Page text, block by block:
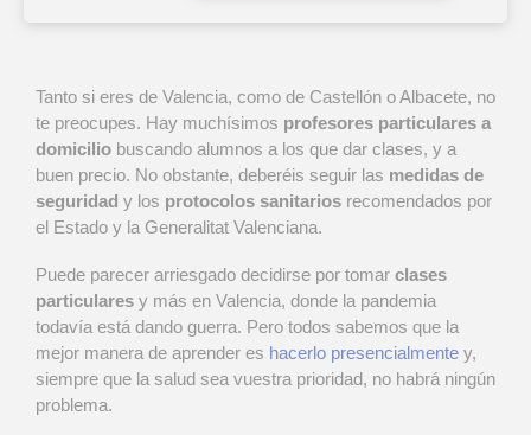
Tanto si eres de Valencia, como de Castellón o Albacete, no
te preocupes. Hay muchísimos profesores particulares a
domicilio buscando alumnos a los que dar clases, y a
buen precio. No obstante, deberéis seguir las medidas de
seguridad y los protocolos sanitarios recomendados por
el Estado y la Generalitat Valenciana.
Puede parecer arriesgado decidirse por tomar clases
particulares y más en Valencia, donde la pandemia
todavía está dando guerra. Pero todos sabemos que la
mejor manera de aprender es hacerlo presencialmente y,
siempre que la salud sea vuestra prioridad, no habrá ningún
problema.